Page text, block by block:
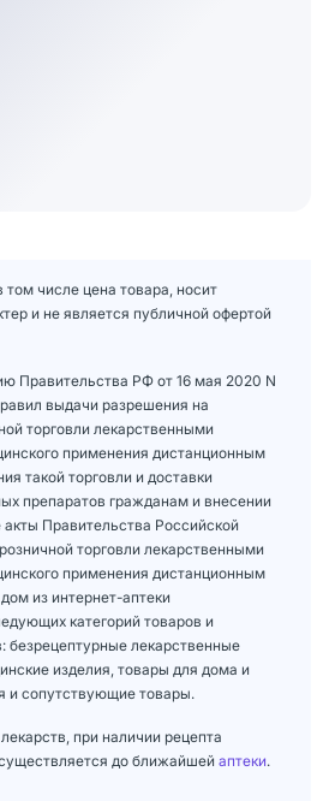
числе цена товара, носит
и не является публичной офертой
Правительства РФ от 16 мая 2020 N
выдачи разрешения на
торговли лекарственными
применения дистанционным
такой торговли и доставки
препаратов гражданам и внесении
Правительства Российской
торговли лекарственными
применения дистанционным
из интернет-аптеки
категорий товаров и
безрецептурные лекарственные
изделия, товары для дома и
и сопутствующие товары.
при наличии рецепта
до ближайшей аптеки.